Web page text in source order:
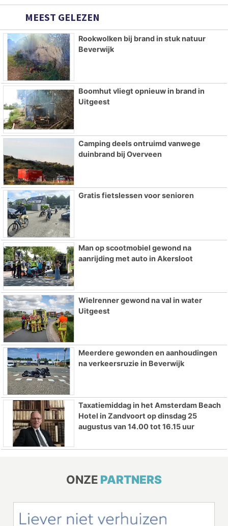
MEEST GELEZEN
Rookwolken bij brand in stuk natuur
Beverwijk
Boomhut vliegt opnieuw in brand in
Uitgeest
Camping deels ontruimd vanwege
duinbrand bij Overveen
Gratis fietslessen voor senioren
Man op scootmobiel gewond na
aanrijding met auto in Akersloot
Wielrenner gewond na val in water
Uitgeest
Meerdere gewonden en aanhoudingen
na verkeersruzie in Beverwijk
Taxatiemiddag in het Amsterdam Beach
Hotel in Zandvoort op dinsdag 25
augustus van 14.00 tot 16.15 uur
ONZE PARTNERS